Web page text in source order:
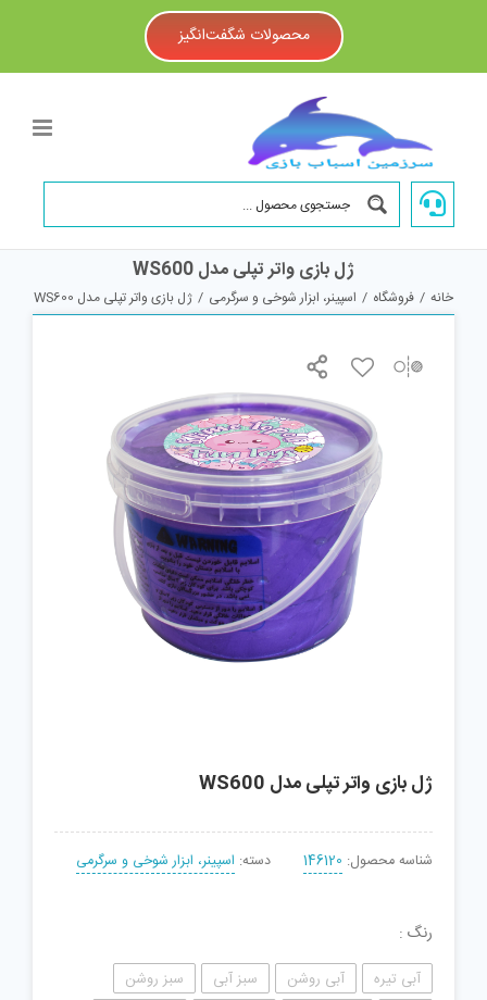
محصولات شگفت‌انگیز
ژل بازی واتر تپلی مدل WS600
خانه / فروشگاه / اسپینر، ابزار شوخی و سرگرمی / ژل بازی واتر تپلی مدل WS600
ژل بازی واتر تپلی مدل WS600
شناسه محصول: 146120 دسته: اسپینر، ابزار شوخی و سرگرمی
رنگ
آبی تیره آبی روشن سبز آبی
سبز روشن